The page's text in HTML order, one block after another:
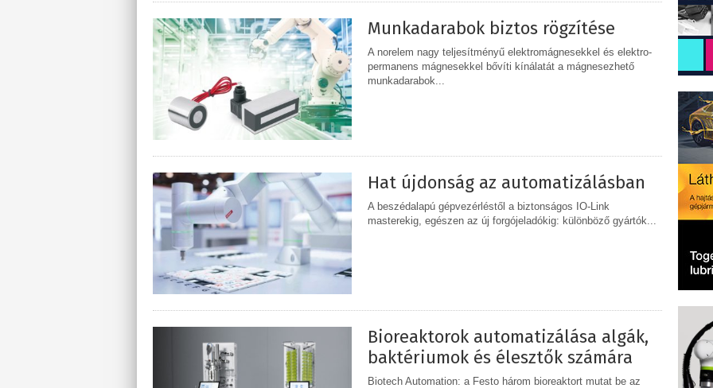
Munkadarabok biztos rögzítése
A norelem nagy teljesítményű elektromágnesekkel és elektro-
permanens mágnesekkel bővíti kínálatát a mágnesezhető
munkadarabok...
Hat újdonság az automatizálásban
A beszédalapú gépvezérléstől a biztonságos IO-Link
masterekig, egészen az új forgójeladókig: különböző gyártók...
Bioreaktorok automatizálása algák,
baktériumok és élesztők számára
Biotech Automation: a Festo három bioreaktort mutat be az